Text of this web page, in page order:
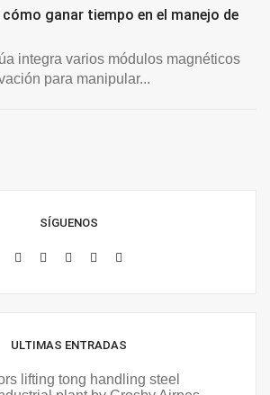
ganar tiempo en el manejo de
integra varios módulos magnéticos
para manipular...
SÍGUENOS
ULTIMAS ENTRADAS